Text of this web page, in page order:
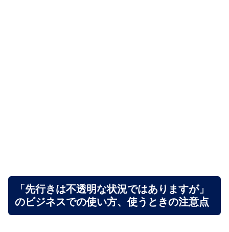
「先行きは不透明な状況ではありますが」
のビジネスでの使い方、使うときの注意点